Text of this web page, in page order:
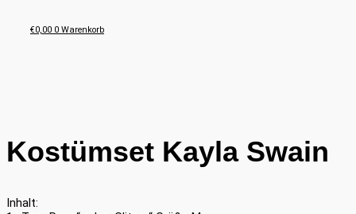
€0,00 0 Warenkorb
Kostümset Kayla Swain
Inhalt: